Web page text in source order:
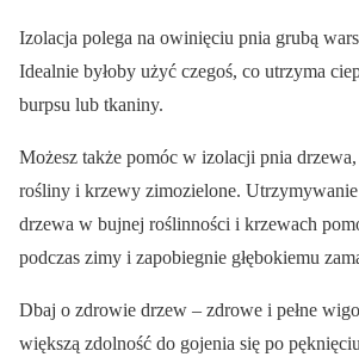
Izolacja polega na owinięciu pnia grubą
Idealnie byłoby użyć czegoś, co utrzyma
burpsu lub tkaniny.
Możesz także pomóc w izolacji pnia drzewa,
rośliny i krzewy zimozielone. Utrzymywanie
drzewa w bujnej roślinności i krzewach
podczas zimy i zapobiegnie głębokiemu
Dbaj o zdrowie drzew – zdrowe i pełne
większą zdolność do gojenia się po